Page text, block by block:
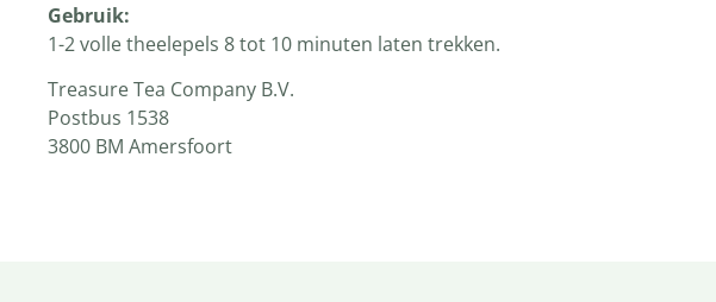
Gebruik:
1-2 volle theelepels 8 tot 10 minuten laten trekken.
Treasure Tea Company B.V.
Postbus 1538
3800 BM Amersfoort